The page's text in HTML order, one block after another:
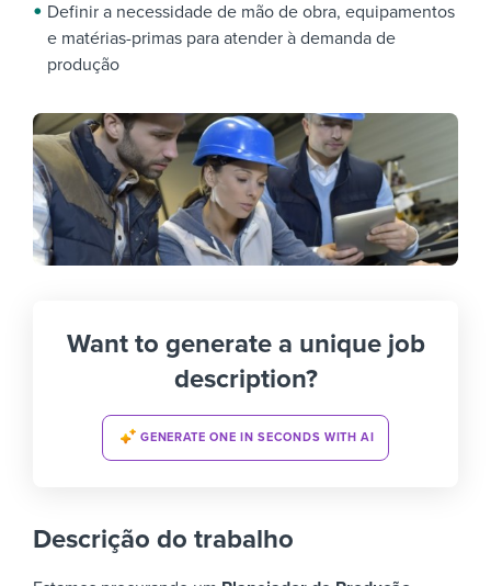
Definir a necessidade de mão de obra, equipamentos
e matérias-primas para atender à demanda de
produção
Want to generate a unique job
description?
GENERATE ONE IN SECONDS WITH AI
Descrição do trabalho